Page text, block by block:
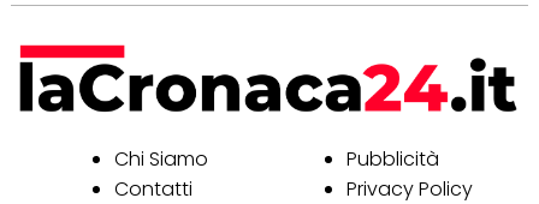
Chi Siamo
Contatti
Pubblicità
Privacy Policy